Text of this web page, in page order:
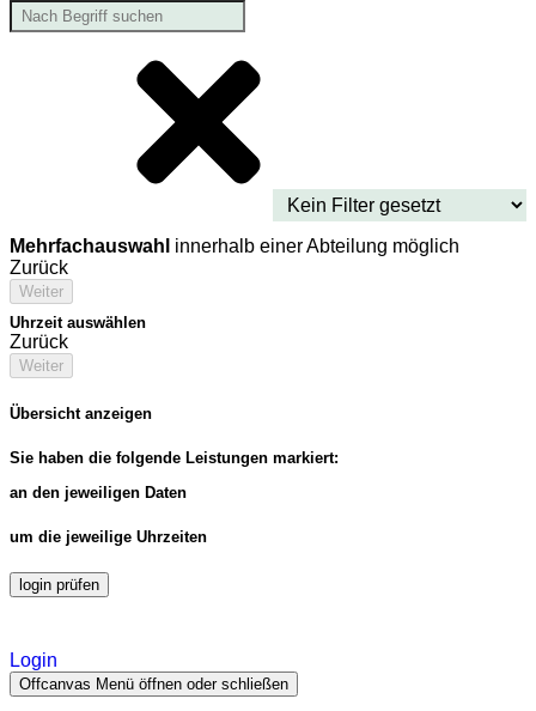
Mehrfachauswahl innerhalb einer Abteilung möglich
Zurück
Weiter
Uhrzeit auswählen
Zurück
Weiter
Übersicht anzeigen
Sie haben die folgende Leistungen markiert:
an den jeweiligen Daten
um die jeweilige Uhrzeiten
login prüfen
Login
Offcanvas Menü öffnen oder schließen